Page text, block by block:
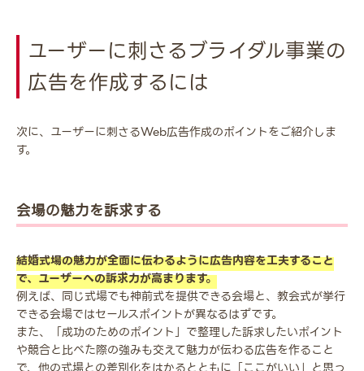
ユーザーに刺さるブライダル事業の
広告を作成するには
次に、ユーザーに刺さるWeb広告作成のポイントをご紹介しま
す。
会場の魅力を訴求する
結婚式場の魅力が全面に伝わるように広告内容を工夫すること
で、ユーザーへの訴求力が高まります。
例えば、同じ式場でも神前式を提供できる会場と、教会式が挙行
できる会場ではセールスポイントが異なるはずです。
また、「成功のためのポイント」で整理した訴求したいポイント
や競合と比べた際の強みも交えて魅力が伝わる広告を作ること